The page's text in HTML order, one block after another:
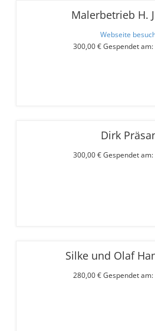
Malerbetrieb H.
Webseite
300,00 € Gespendet
Dirk
300,00 € Gespendet
Silke und Olaf
280,00 € Gespendet